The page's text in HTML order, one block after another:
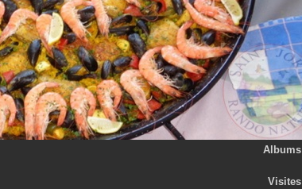
Albums
Visites